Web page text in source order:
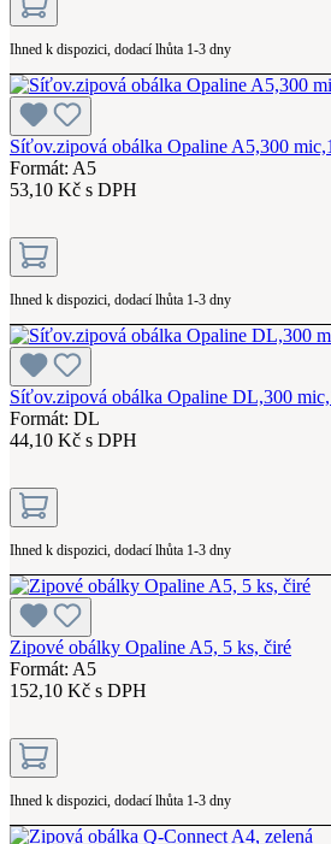
Ihned k dispozici, dodací lhůta 1-3 dny
Síťov.zipová obálka Opaline A5,300
Formát: A5
53,10 Kč s DPH
Ihned k dispozici, dodací lhůta 1-3 dny
Síťov.zipová obálka Opaline DL,300
Formát: DL
44,10 Kč s DPH
Ihned k dispozici, dodací lhůta 1-3 dny
Zipové obálky Opaline A5, 5 ks, čiré
Formát: A5
152,10 Kč s DPH
Ihned k dispozici, dodací lhůta 1-3 dny